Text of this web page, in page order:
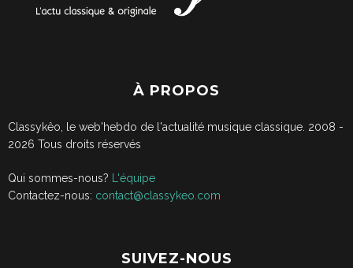
À PROPOS
Classykêo, le web'hebdo de l'actualité musique classique. 2008 -
2026 Tous droits réservés
Qui sommes-nous?
L'équipe
Contactez-nous: contact@classykeo.com
SUIVEZ-NOUS